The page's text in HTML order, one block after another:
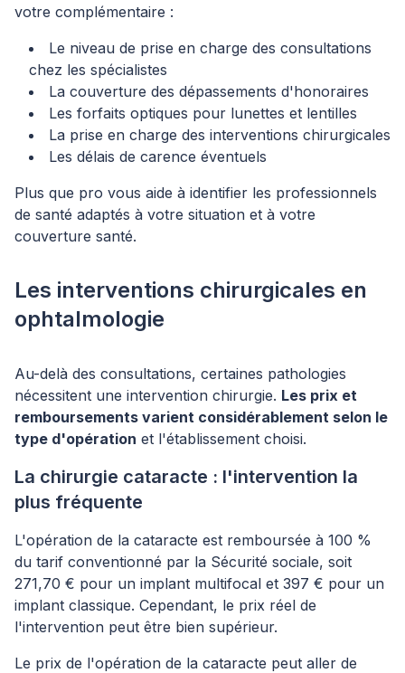
votre complémentaire :
Le niveau de prise en charge des consultations
chez les spécialistes
La couverture des dépassements d'honoraires
Les forfaits optiques pour lunettes et lentilles
La prise en charge des interventions chirurgicales
Les délais de carence éventuels
Plus que pro vous aide à identifier les professionnels
de santé adaptés à votre situation et à votre
couverture santé.
Les interventions chirurgicales en
ophtalmologie
Au-delà des consultations, certaines pathologies
nécessitent une intervention chirurgie. Les prix et
remboursements varient considérablement selon le
type d'opération et l'établissement choisi.
La chirurgie cataracte : l'intervention la
plus fréquente
L'opération de la cataracte est remboursée à 100 %
du tarif conventionné par la Sécurité sociale, soit
271,70 € pour un implant multifocal et 397 € pour un
implant classique. Cependant, le prix réel de
l'intervention peut être bien supérieur.
Le prix de l'opération de la cataracte peut aller de